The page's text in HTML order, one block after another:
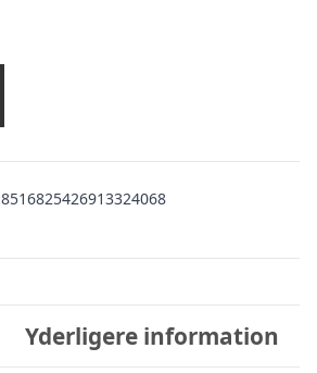
8516825426913324068
Yderligere information